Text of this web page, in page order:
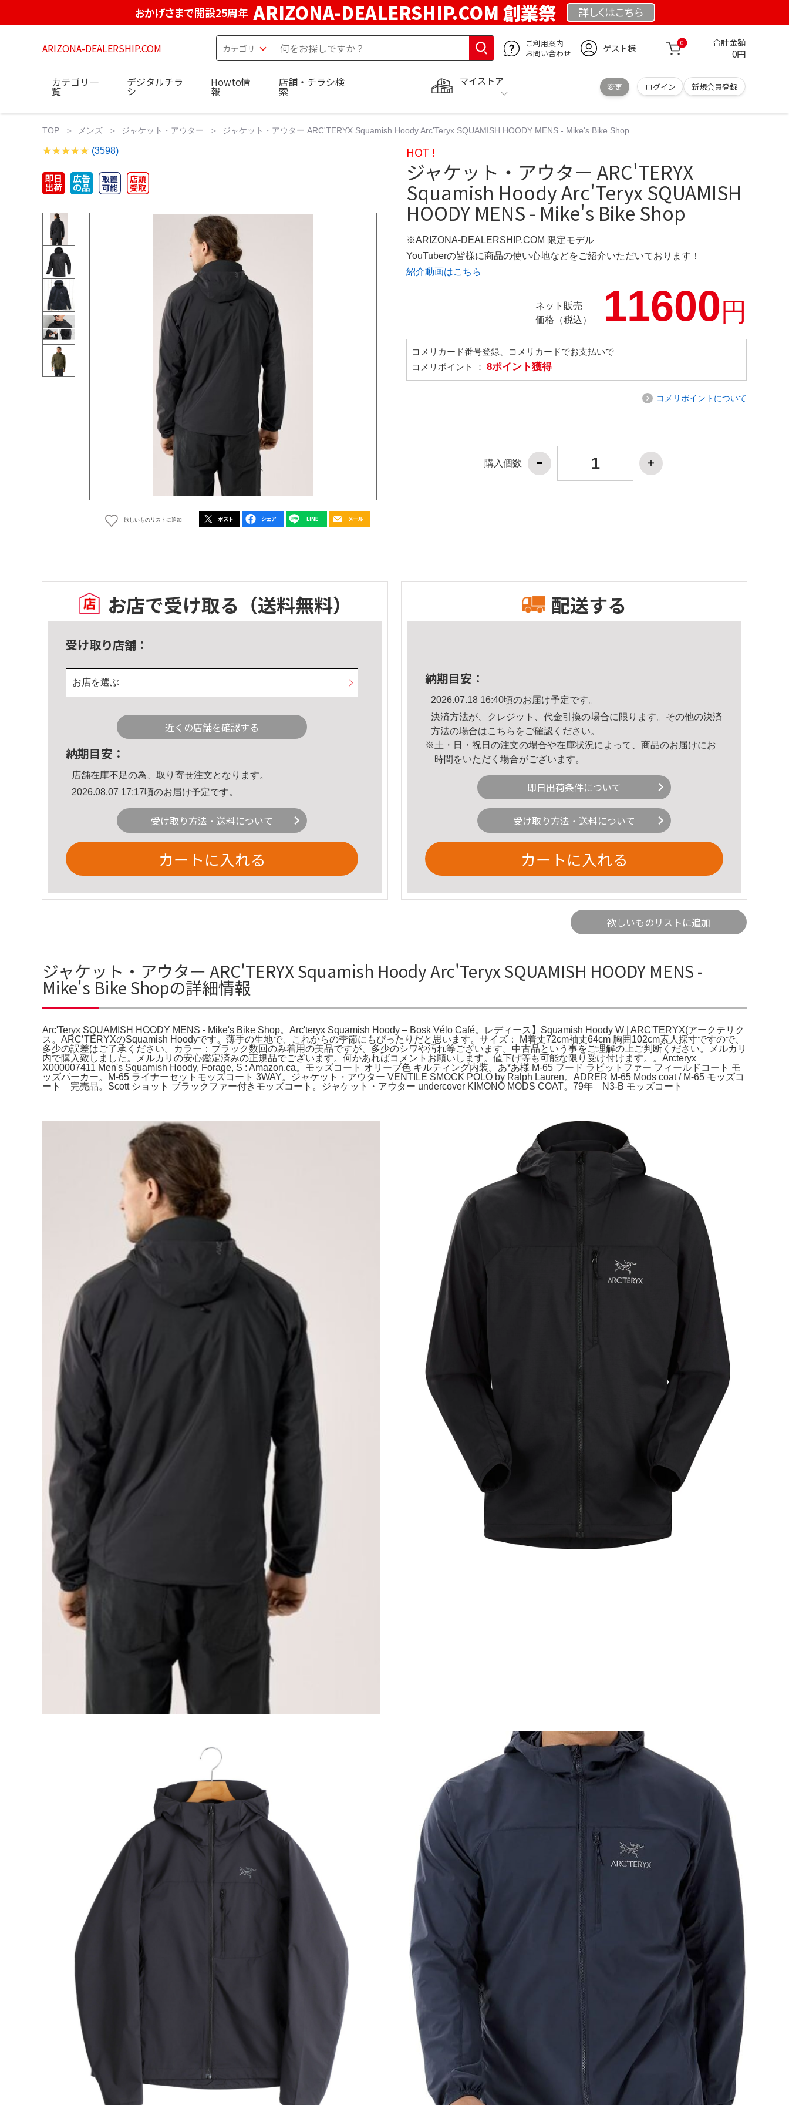
おかげさまで開設25周年 ARIZONA-DEALERSHIP.COM 創業祭 詳しくはこちら
ARIZONA-DEALERSHIP.COM
ご利用案内
お問い合わせ
ゲスト様 0 合計金額
0円
マイストア
変更 ログイン 新規会員登録
カテゴリ一
覧
デジタルチラ
シ
Howto情
報
店舗・チラシ検
索
TOP メンズ ジャケット・アウター ジャケット・アウター ARC'TERYX Squamish Hoody Arc'Teryx SQUAMISH HOODY MENS - Mike's Bike Shop
(3598)
欲しいものリストに追加
HOT !
ジャケット・アウター ARC'TERYX
Squamish Hoody Arc'Teryx SQUAMISH
HOODY MENS - Mike's Bike Shop
※ARIZONA-DEALERSHIP.COM 限定モデル
YouTuberの皆様に商品の使い心地などをご紹介いただいております！
紹介動画はこちら
ネット販売
価格（税込）
11600円
コメリカード番号登録、コメリカードでお支払いで
コメリポイント ： 8ポイント獲得
コメリポイントについて
購入個数
お店で受け取る （送料無料）
受け取り店舗：
お店を選ぶ
近くの店舗を確認する
納期目安：
店舗在庫不足の為、取り寄せ注文となります。
2026.08.07 17:17頃のお届け予定です。
受け取り方法・送料について
カートに入れる
配送する
納期目安：
2026.07.18 16:40頃のお届け予定です。
決済方法が、クレジット、代金引換の場合に限ります。その他の決済
方法の場合はこちら をご確認ください。
※土・日・祝日の注文の場合や在庫状況によって、商品のお届けにお
時間をいただく場合がございます。
即日出荷条件について
受け取り方法・送料について
カートに入れる
欲しいものリストに追加
ジャケット・アウター ARC'TERYX Squamish Hoody Arc'Teryx SQUAMISH HOODY MENS -
Mike's Bike Shopの詳細情報
Arc'Teryx SQUAMISH HOODY MENS - Mike's Bike Shop。Arc'teryx Squamish Hoody – Bosk Vélo Café。レディース】Squamish Hoody W | ARC'TERYX(アークテリク
ス。ARC’TERYXのSquamish Hoodyです。薄手の生地で、これからの季節にもぴったりだと思います。サイズ： M着丈72cm袖丈64cm 胸囲102cm素人採寸ですので、
多少の誤差はご了承ください。カラー：ブラック数回のみ着用の美品ですが、多少のシワや汚れ等ございます。中古品という事をご理解の上ご判断ください。メルカリ
内で購入致しました。メルカリの安心鑑定済みの正規品でございます。何かあればコメントお願いします。値下げ等も可能な限り受け付けます。。Arcteryx
X000007411 Men's Squamish Hoody, Forage, S : Amazon.ca。モッズコート オリーブ色 キルティング内装。あ*あ様 M-65 フード ラビットファー フィールドコート モ
ッズパーカー。M-65 ライナーセットモッズコート 3WAY。ジャケット・アウター VENTILE SMOCK POLO by Ralph Lauren。ADRER M-65 Mods coat / M-65 モッズコ
ート 完売品。Scott ショット ブラックファー付きモッズコート。ジャケット・アウター undercover KIMONO MODS COAT。79年 N3-B モッズコート